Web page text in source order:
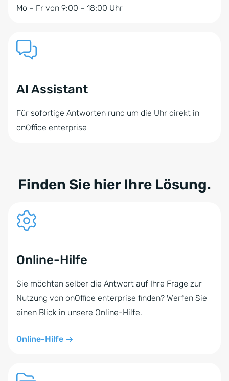
Mo – Fr von 9:00 – 18:00 Uhr
AI Assistant
Für sofortige Antworten rund um die Uhr direkt in
onOffice enterprise
Finden Sie hier Ihre Lösung.
Online-Hilfe
Sie möchten selber die Antwort auf Ihre Frage zur
Nutzung von onOffice enterprise finden? Werfen Sie
einen Blick in unsere Online-Hilfe.
Online-Hilfe